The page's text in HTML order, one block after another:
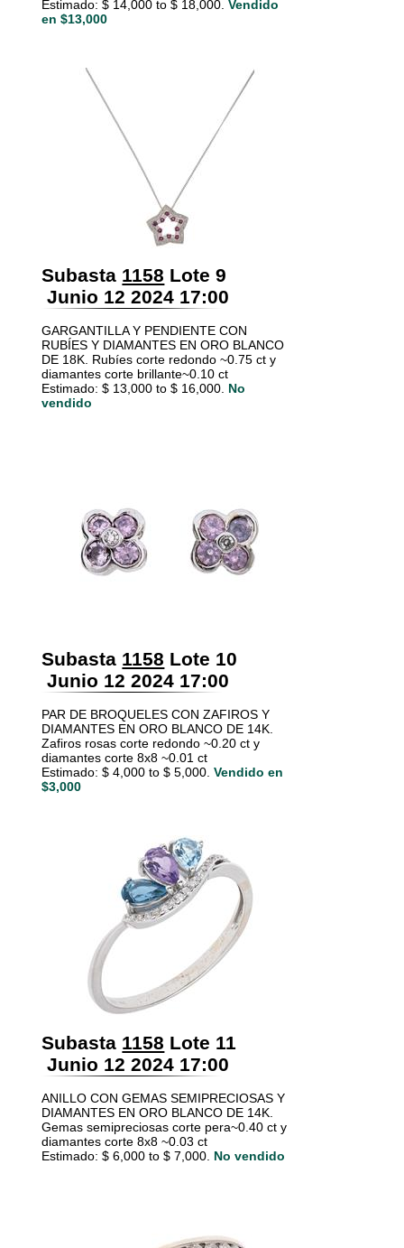
Estimado: $ 14,000 to $ 18,000. Vendido
en $13,000
Subasta 1158 Lote 9
Junio 12 2024 17:00
GARGANTILLA Y PENDIENTE CON
RUBÍES Y DIAMANTES EN ORO BLANCO
DE 18K. Rubíes corte redondo ~0.75 ct y
diamantes corte brillante~0.10 ct
Estimado: $ 13,000 to $ 16,000. No
vendido
Subasta 1158 Lote 10
Junio 12 2024 17:00
PAR DE BROQUELES CON ZAFIROS Y
DIAMANTES EN ORO BLANCO DE 14K.
Zafiros rosas corte redondo ~0.20 ct y
diamantes corte 8x8 ~0.01 ct
Estimado: $ 4,000 to $ 5,000. Vendido en
$3,000
Subasta 1158 Lote 11
Junio 12 2024 17:00
ANILLO CON GEMAS SEMIPRECIOSAS Y
DIAMANTES EN ORO BLANCO DE 14K.
Gemas semipreciosas corte pera~0.40 ct y
diamantes corte 8x8 ~0.03 ct
Estimado: $ 6,000 to $ 7,000. No vendido